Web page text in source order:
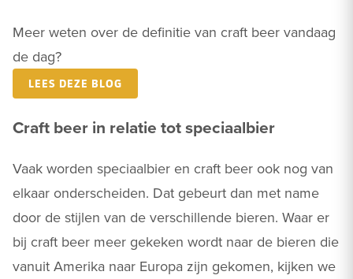
Meer weten over de definitie van craft beer vandaag
de dag?
LEES DEZE BLOG
Craft beer in relatie tot speciaalbier
Vaak worden speciaalbier en craft beer ook nog van
elkaar onderscheiden. Dat gebeurt dan met name
door de stijlen van de verschillende bieren. Waar er
bij craft beer meer gekeken wordt naar de bieren die
vanuit Amerika naar Europa zijn gekomen, kijken we